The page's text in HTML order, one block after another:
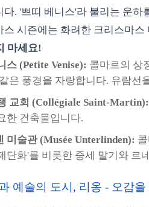
다. '쁘띠 베니스'라 불리는 운
스 시즌에는 화려한 크리스마
마세요!
스 (Petite Venise): 콜마르의 상
은 풍경을 자랑합니다. 유람선
교회 (Collégiale Saint-Martin):
한 건축물입니다.
미술관 (Musée Unterlinden):
단화'를 비롯한 중세 말기와 르
예술의 도시, 리옹 - 오감